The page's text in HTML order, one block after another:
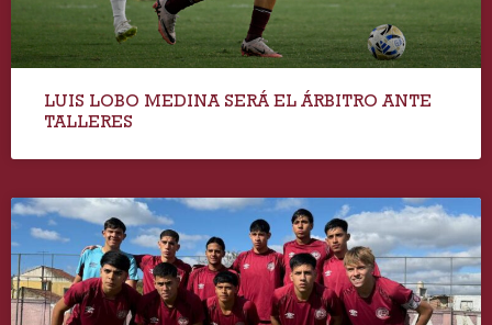
LUIS LOBO MEDINA SERÁ EL ÁRBITRO ANTE
TALLERES